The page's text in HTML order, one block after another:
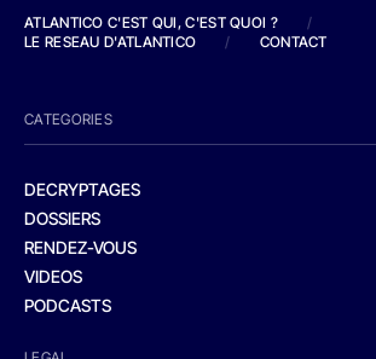
ATLANTICO C'EST QUI, C'EST QUOI ?
/
LE RESEAU D'ATLANTICO
/ CONTACT
CATEGORIES
DECRYPTAGES
DOSSIERS
RENDEZ-VOUS
VIDEOS
PODCASTS